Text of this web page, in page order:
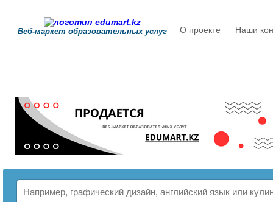
Веб-маркет образовательных услуг О проекте Наши